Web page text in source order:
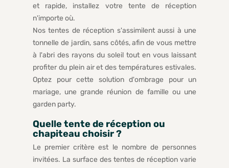
et rapide, installez votre tente de réception
n'importe où.
Nos tentes de réception s'assimilent aussi à une
tonnelle de jardin, sans côtés, afin de vous mettre
à l'abri des rayons du soleil tout en vous laissant
profiter du plein air et des températures estivales.
Optez pour cette solution d'ombrage pour un
mariage, une grande réunion de famille ou une
garden party.
Quelle tente de réception ou
chapiteau choisir ?
Le premier critère est le nombre de personnes
invitées. La surface des tentes de réception varie